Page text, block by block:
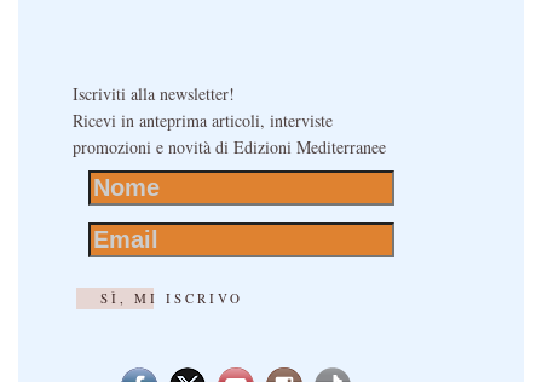
Iscriviti alla newsletter!
Ricevi in anteprima articoli, interviste
promozioni e novità di Edizioni Mediterranee
SÌ, MI ISCRIVO